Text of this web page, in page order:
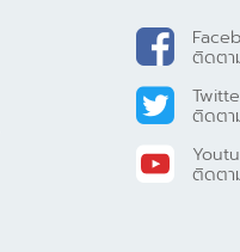
ติดตา
ติดตา
ติดตา